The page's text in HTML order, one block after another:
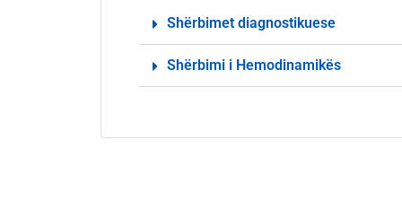
Shërbimet diagnostikuese
Shërbimi i Hemodinamikës